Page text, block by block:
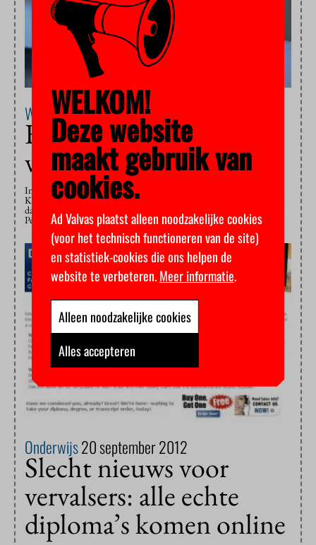
Wetenschap24 september 2012
Frauderapport laat veel
vragen onbeantwoord
In een volle zaal van het Amsterdamse Trippenhuis presenteerde de
KNAW vrijdag haar rapport over fraude in de wetenschap. Wie denkt
dat de bekende fraudegevallen het topje van de ijsberg zijn? Debatleider
Peter Vermij kijkt de zaal in: “Op volstrekt…
Onderwijs20 september 2012
Slecht nieuws voor
vervalsers: alle echte
diploma’s komen online
WELKOM!
Deze website
maakt gebruik van
cookies.
Ad Valvas plaatst alleen noodzakelijke cookies
(voor het technisch functioneren van de site)
en statistiek-cookies die ons helpen de
website te verbeteren.Meer informatie.
Alleen noodzakelijke cookies
Alles accepteren